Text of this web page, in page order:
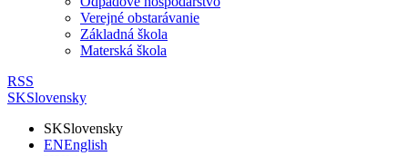
Verejné obstarávanie
Základná škola
Materská škola
RSS
SKSlovensky
SKSlovensky
ENEnglish